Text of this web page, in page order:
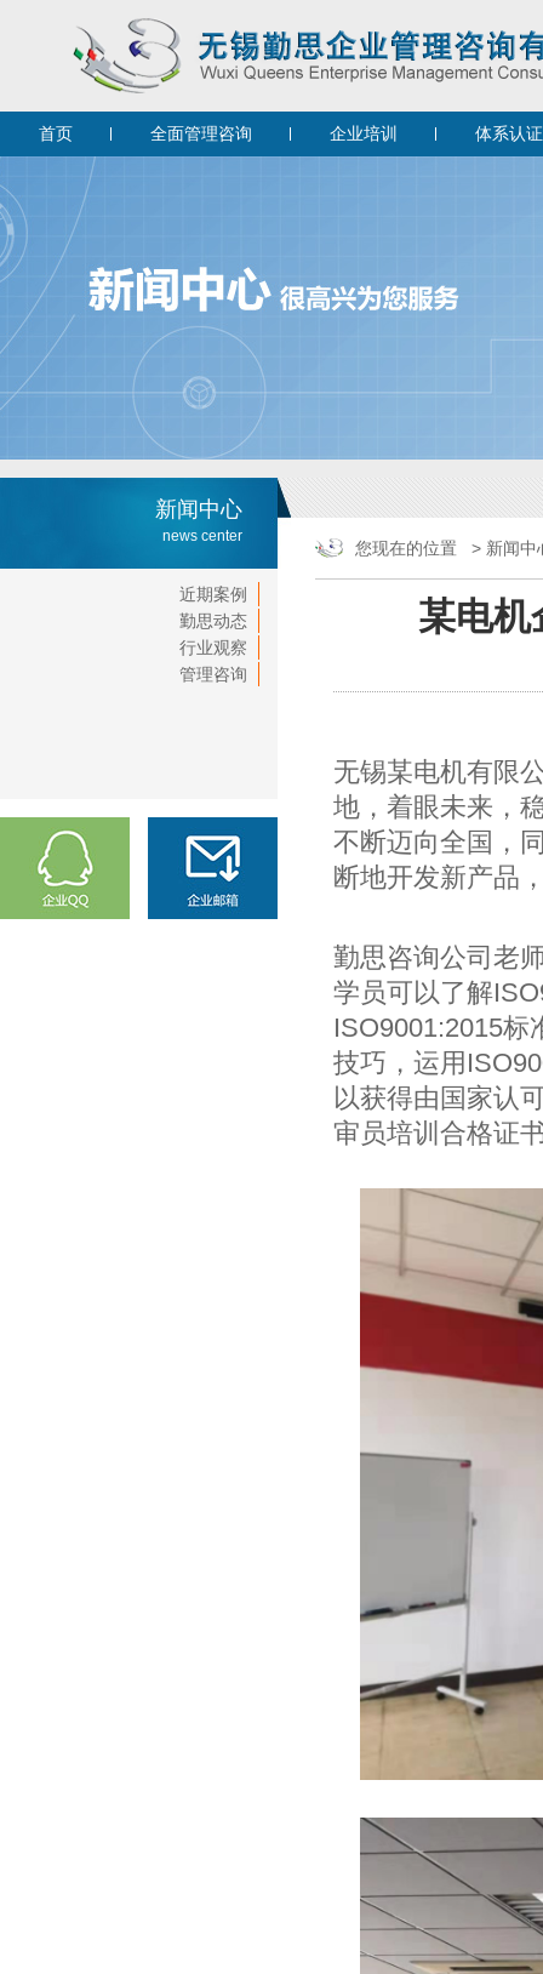
首页 全面管理咨询 企业培训 体系认证
新闻中心
news center
近期案例
勤思动态
行业观察
管理咨询
您现在的位置 > 新闻中
某电机
无锡某电机有限
地，着眼未来，
不断迈向全国，
断地开发新产品
勤思咨询公司老
学员可以了解
ISO9001:2015标
技巧，运用
以获得由国家认
审员培训合格证